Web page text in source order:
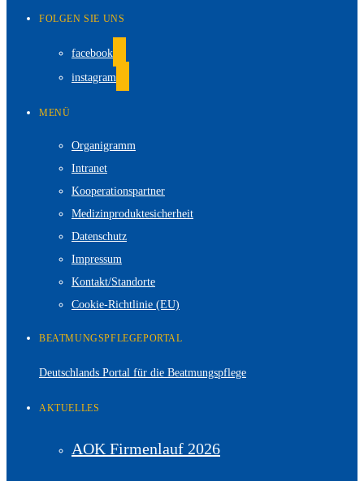
FOLGEN SIE UNS
facebook
instagram
MENÜ
Organigramm
Intranet
Kooperationspartner
Medizinproduktesicherheit
Datenschutz
Impressum
Kontakt/Standorte
Cookie-Richtlinie (EU)
BEATMUNGSPFLEGEPORTAL
Deutschlands Portal für die Beatmungspflege
AKTUELLES
AOK Firmenlauf 2026